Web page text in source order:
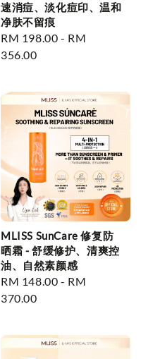
速消痘、淡化痘印、温和
净肤不留痕
Regular
price
RM 198.00 - RM
356.00
MLISS SunCare 修复防
晒霜 - 舒缓修护、清爽控
油、自然素颜感
Regular
price
RM 148.00 - RM
370.00